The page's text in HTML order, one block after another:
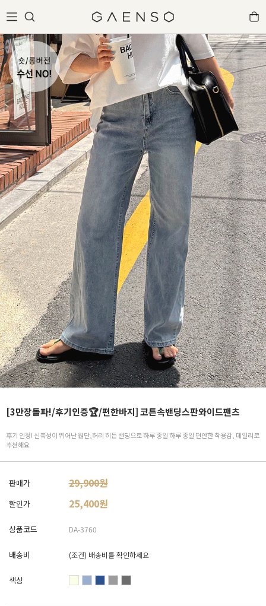
[3만장돌파!/후기인증🏆/편한바지] 코튼속밴딩스판와이드팬츠
후기 인정! 신축성이 뛰어난 원단,허리 히든 밴딩으로 하루 종일 하루 종일 편안한 착용감, 데일리로
추천해요
판매가 29,900원
할인가 25,400원
상품코드 DA-3760
배송비 (조건) 배송비를 확인하세요
색상